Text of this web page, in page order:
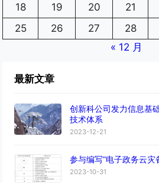
18
19 20 21
25
26 27 28
« 12 月
最新文章
创新科公司发力信息基
技术体系
2023-12-21
参与编写“电子政务云灾
2023-10-31